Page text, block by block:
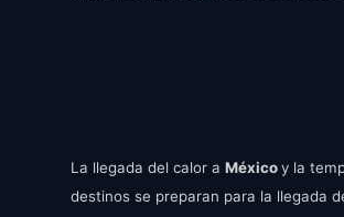
La llegada del calor a Méxicoy la
destinos se preparan para la llegada